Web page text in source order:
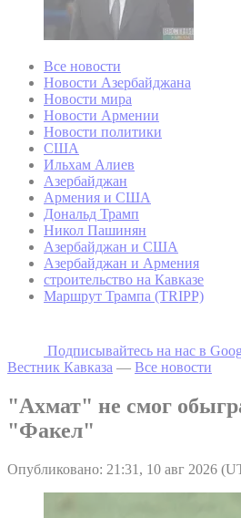
Все новости
Новости Азербайджана
Новости мира
Новости Армении
Новости политики
США
Ильхам Алиев
Азербайджан
Армения и США
Дональд Трамп
Никол Пашинян
Азербайджан и США
Азербайджан и Армения
строительство на Кавказе
Маршрут Трампа (TRIPP)
Подписывайтесь на наc в
Вестник Кавказа — Все новости
"Ахмат" не смог
"Факел"
Опубликовано: 21:31, 10 авг 2026